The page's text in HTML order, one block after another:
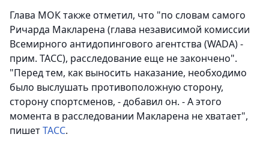
Глава МОК также отметил, что "по словам самого
Ричарда Макларена (глава независимой комиссии
Всемирного антидопингового агентства (WADA) -
прим. ТАСС), расследование еще не закончено".
"Перед тем, как выносить наказание, необходимо
было выслушать противоположную сторону,
сторону спортсменов, - добавил он. - А этого
момента в расследовании Макларена не хватает",
пишетТАСС.